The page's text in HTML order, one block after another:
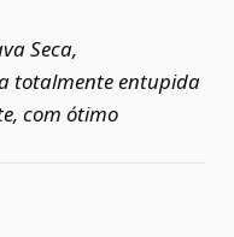
Seca,
totalmente entupida
com ótimo